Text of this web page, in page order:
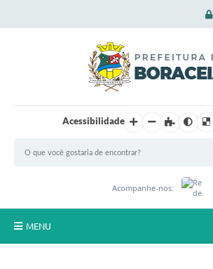
Acessibilidade
Acompanhe-nos:
MENU